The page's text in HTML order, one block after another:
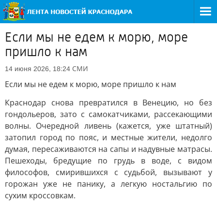
Если мы не едем к морю, море
пришло к нам
14 июня 2026, 18:24 СМИ
Если мы не едем к морю, море пришло к нам
Краснодар снова превратился в Венецию, но без
гондольеров, зато с самокатчиками, рассекающими
волны. Очередной ливень (кажется, уже штатный)
затопил город по пояс, и местные жители, недолго
думая, пересаживаются на сапы и надувные матрасы.
Пешеходы, бредущие по грудь в воде, с видом
философов, смирившихся с судьбой, вызывают у
горожан уже не панику, а легкую ностальгию по
сухим кроссовкам.